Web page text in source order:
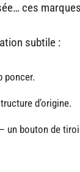
ces
subtile :
poncer.
d’origine.
bouton de